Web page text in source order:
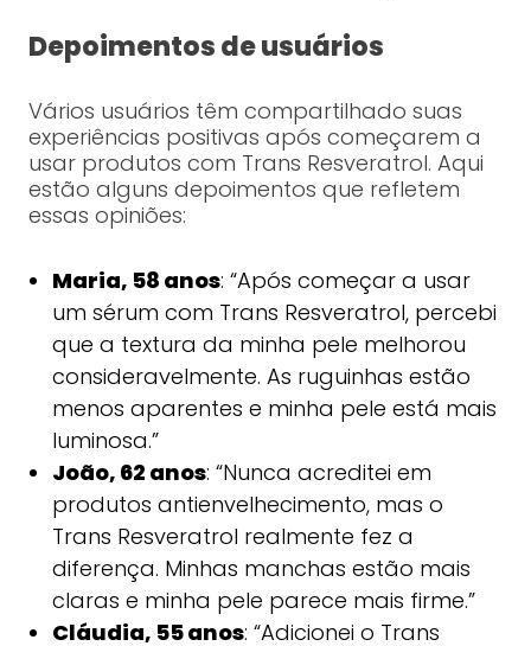
Depoimentos de usuários
Vários usuários têm compartilhado suas
experiências positivas após começarem a
usar produtos com Trans Resveratrol. Aqui
estão alguns depoimentos que refletem
essas opiniões:
Maria, 58 anos: “Após começar a usar
um sérum com Trans Resveratrol, percebi
que a textura da minha pele melhorou
consideravelmente. As ruguinhas estão
menos aparentes e minha pele está mais
luminosa.”
João, 62 anos: “Nunca acreditei em
produtos antienvelhecimento, mas o
Trans Resveratrol realmente fez a
diferença. Minhas manchas estão mais
claras e minha pele parece mais firme.”
Cláudia, 55 anos: “Adicionei o Trans